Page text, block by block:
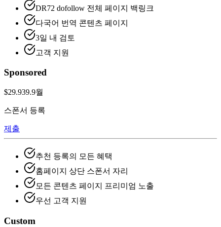
DR72 dofollow 전체 페이지 백링크
다국어 번역 콘텐츠 페이지
3일 내 검토
고객 지원
Sponsored
$29.939.9월
스폰서 등록
제출
추천 등록의 모든 혜택
홈페이지 상단 스폰서 자리
모든 콘텐츠 페이지 프리미엄 노출
우선 고객 지원
Custom